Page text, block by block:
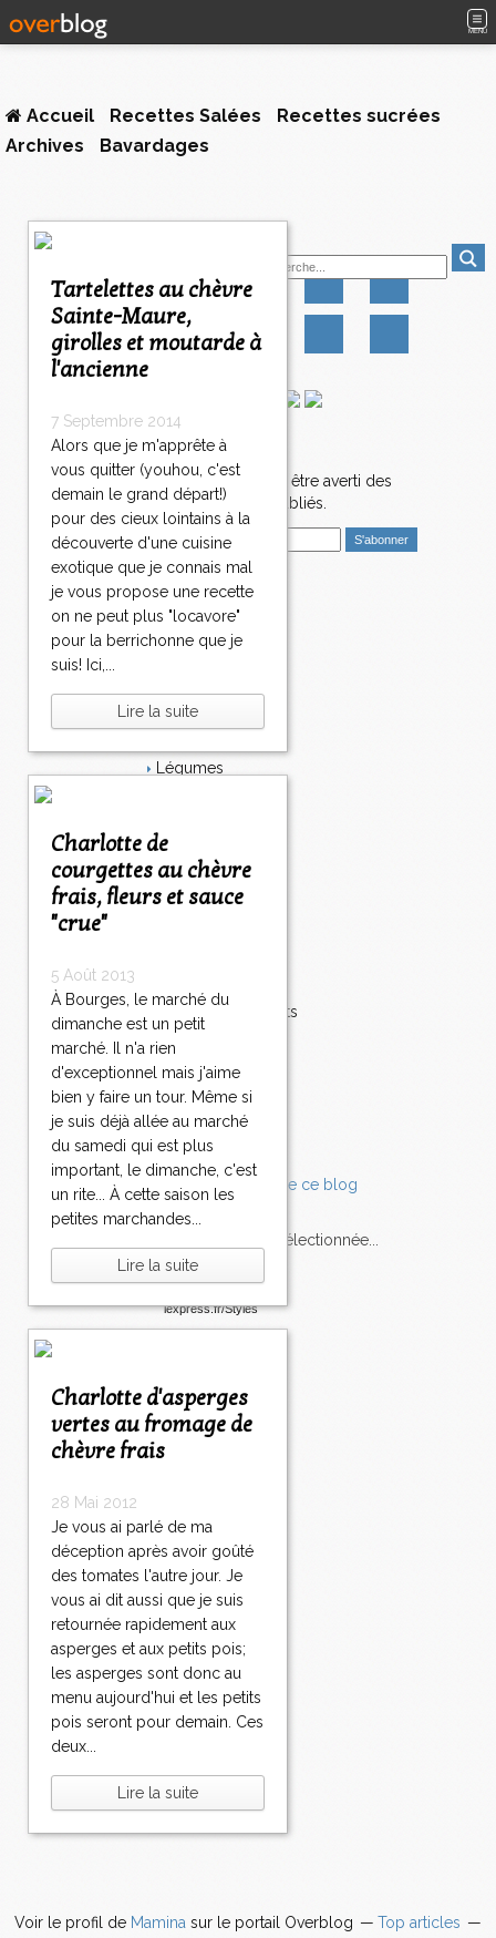
MENU
Accueil Recettes Salées
Recettes sucrées
Archives
Bavardages
Tartelettes au chèvre
Sainte-Maure,
girolles et moutarde à
l'ancienne
7 Septembre 2014
Alors que je m'apprête à
vous quitter (youhou, c'est
demain le grand départ!)
pour des cieux lointains à la
découverte d'une cuisine
exotique que je connais mal
je vous propose une recette
on ne peut plus "locavore"
pour la berrichonne que je
suis! Ici,...
Lire la suite
Charlotte de
courgettes au chèvre
frais, fleurs et sauce
"crue"
5 Août 2013
À Bourges, le marché du
dimanche est un petit
marché. Il n'a rien
d'exceptionnel mais j'aime
bien y faire un tour. Même si
je suis déjà allée au marché
du samedi qui est plus
important, le dimanche, c'est
un rite... À cette saison les
petites marchandes...
Lire la suite
Charlotte d'asperges
vertes au fromage de
chèvre frais
28 Mai 2012
Je vous ai parlé de ma
déception après avoir goûté
des tomates l'autre jour. Je
vous ai dit aussi que je suis
retournée rapidement aux
asperges et aux petits pois;
les asperges sont donc au
menu aujourd'hui et les petits
pois seront pour demain. Ces
deux...
Lire la suite
Newsletter
Abonnez-vous pour être averti des
nouveaux articles publiés.
E
m
i
l
Catégories
Salé
Bavardages
Légumes
Italie
Viande
Tarte
Épices
Poisson
Accompagnements
Champignons
Chocolat
Pâtes
Tomates
Balade
L'Express style m'a sélectionnée...
lexpress.fr/Styles
Voir le profil de Mamina sur le portail Overblog
Top articles